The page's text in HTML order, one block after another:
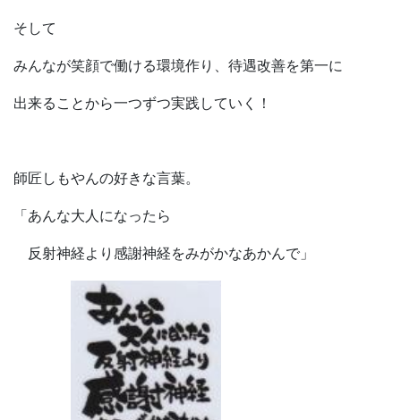
そして
みんなが笑顔で働ける環境作り、待遇改善を第一に
出来ることから一つずつ実践していく！
師匠しもやんの好きな言葉。
「あんな大人になったら
反射神経より感謝神経をみがかなあかんで」